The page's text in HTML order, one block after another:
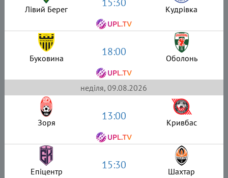
Лівий Берег Кудрівка
Буковина 18:00 Оболонь
неділя, 09.08.2026
Зоря 13:00 Кривбас
Епіцентр 15:30 Шахтар